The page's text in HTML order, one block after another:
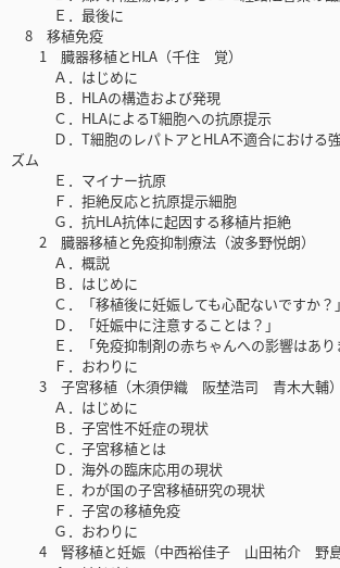
Ｅ．最後に
8 移植免疫
1 臓器移植とHLA（千住 覚）
Ａ．はじめに
Ｂ．HLAの構造および発現
Ｃ．HLAによるT細胞への抗原提示
Ｄ．T細胞のレパトアとHLA不適合における強
ズム
Ｅ．マイナー抗原
Ｆ．拒絶反応と抗原提示細胞
Ｇ．抗HLA抗体に起因する移植片拒絶
2 臓器移植と免疫抑制療法（波多野悦朗）
Ａ．概説
Ｂ．はじめに
Ｃ．「移植後に妊娠しても心配ないですか？」
Ｄ．「妊娠中に注意することは？」
Ｅ．「免疫抑制剤の赤ちゃんへの影響はあり
Ｆ．おわりに
3 子宮移植（木須伊織 阪埜浩司 青木大輔）
Ａ．はじめに
Ｂ．子宮性不妊症の現状
Ｃ．子宮移植とは
Ｄ．海外の臨床応用の現状
Ｅ．わが国の子宮移植研究の現状
Ｆ．子宮の移植免疫
Ｇ．おわりに
4 腎移植と妊娠（中西裕佳子 山田祐介 野島